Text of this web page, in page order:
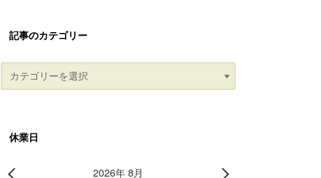
記事のカテゴリー
休業日
2026年 8月